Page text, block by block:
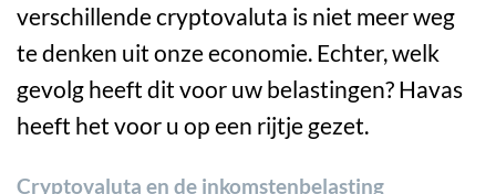
verschillende cryptovaluta is niet meer weg
te denken uit onze economie. Echter, welk
gevolg heeft dit voor uw belastingen? Havas
heeft het voor u op een rijtje gezet.
Cryptovaluta en de inkomstenbelasting